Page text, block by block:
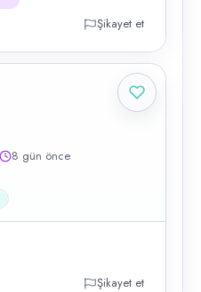
Şikayet et
8 gün önce
Şikayet et